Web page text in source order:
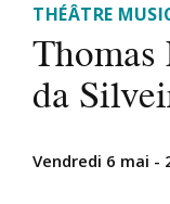
THÉÂTRE
Thomas
da
Vendredi 6 mai -